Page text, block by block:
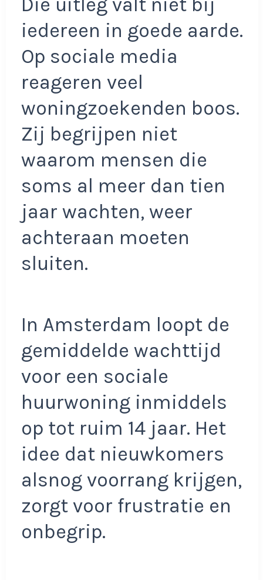
Die uitleg valt niet bij
iedereen in goede aarde.
Op sociale media
reageren veel
woningzoekenden boos.
Zij begrijpen niet
waarom mensen die
soms al meer dan tien
jaar wachten, weer
achteraan moeten
sluiten.
In Amsterdam loopt de
gemiddelde wachttijd
voor een sociale
huurwoning inmiddels
op tot ruim 14 jaar. Het
idee dat nieuwkomers
alsnog voorrang krijgen,
zorgt voor frustratie en
onbegrip.